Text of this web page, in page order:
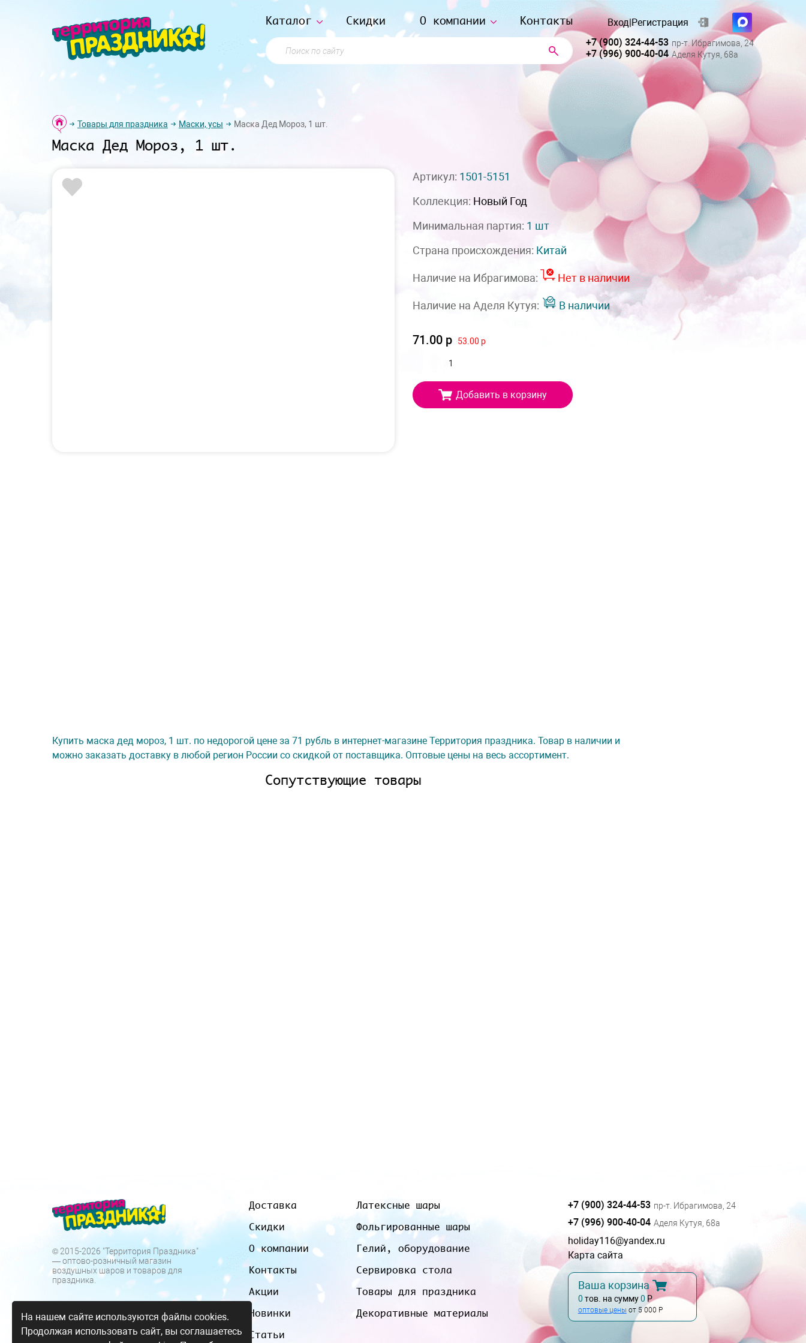
Каталог Скидки О компании Контакты
Поиск по сайту
Вход|Регистрация
+7 (900) 324-44-53 пр-т. Ибрагимова, 24
+7 (996) 900-40-04 Аделя Кутуя, 68а
Товары для праздника Маски, усы Маска Дед Мороз, 1 шт.
Маска Дед Мороз, 1 шт.
Артикул: 1501-5151
Коллекция: Новый Год
Минимальная партия: 1 шт
Страна происхождения: Китай
Наличие на Ибрагимова: Нет в наличии
Наличие на Аделя Кутуя: В наличии
71.00 р 53.00 р
Добавить в корзину
Купить маска дед мороз, 1 шт. по недорогой цене за 71 рубль в интернет-магазине Территория праздника. Товар в наличии и
можно заказать доставку в любой регион России со скидкой от поставщика. Оптовые цены на весь ассортимент.
Сопутствующие товары
© 2015-2026 "Территория Праздника"
— оптово-розничный магазин
воздушных шаров и товаров для
праздника.
Доставка
Скидки
О компании
Контакты
Акции
Новинки
Статьи
Латексные шары
Фольгированные шары
Гелий, оборудование
Сервировка стола
Товары для праздника
Декоративные материалы
+7 (900) 324-44-53 пр-т. Ибрагимова, 24
+7 (996) 900-40-04 Аделя Кутуя, 68а
holiday116@yandex.ru
Карта сайта
Ваша корзина
0 тов. на сумму0 Р
оптовые цены от 5 000 Р
На нашем сайте используются файлы cookies.
Продолжая использовать сайт, вы соглашаетесь